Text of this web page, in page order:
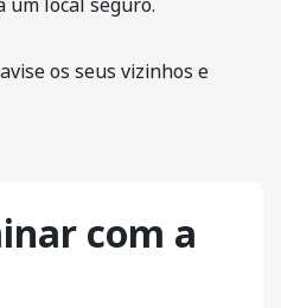
os seus vizinhos e
com a